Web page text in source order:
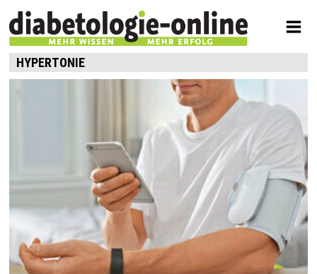
HYPERTONIE